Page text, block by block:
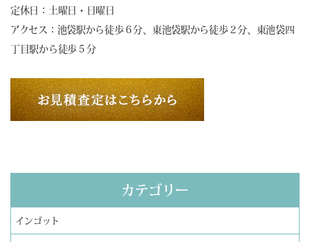
定休日：土曜日・日曜日
アクセス：池袋駅から徒歩６分、東池袋駅から徒歩２分、東池袋四
丁目駅から徒歩５分
カテゴリー
インゴット